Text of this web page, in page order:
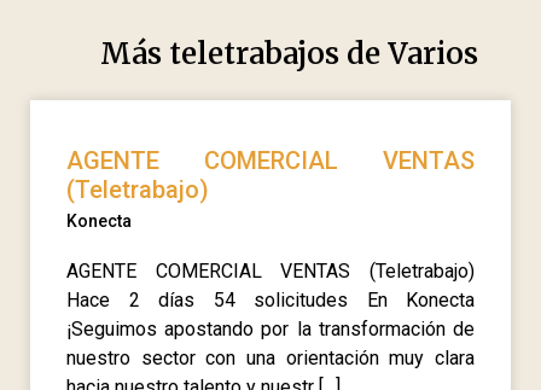
Más teletrabajos deVarios
AGENTE COMERCIAL VENTAS
(Teletrabajo)
Konecta
AGENTE COMERCIAL VENTAS (Teletrabajo)
Hace 2 días 54 solicitudes En Konecta
¡Seguimos apostando por la transformación de
nuestro sector con una orientación muy clara